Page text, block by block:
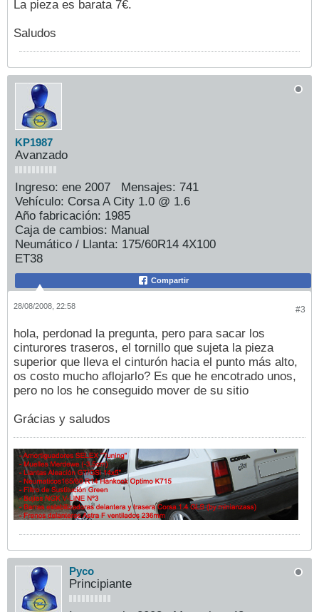
La pieza es barata 7€.
Saludos
KP1987
Avanzado
Ingreso: ene 2007 Mensajes: 741
Vehículo: Corsa A City 1.0 @ 1.6
Año fabricación: 1985
Caja de cambios: Manual
Neumático / Llanta: 175/60R14 4X100
ET38
Compartir
#3
28/08/2008, 22:58
hola, perdonad la pregunta, pero para sacar los
cinturores traseros, el tornillo que sujeta la pieza
superior que lleva el cinturón hacia el punto más alto,
os costo mucho aflojarlo? Es que he encotrado unos,
pero no los he conseguido mover de su sitio
Grácias y saludos
Pyco
Principiante